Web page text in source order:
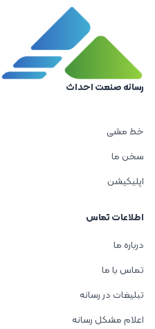
رسانه صنعت احداث
خط مشی
سخن ما
اپلیکیشن
اطلاعات تماس
درباره ما
تماس با ما
تبلیغات در رسانه
اعلام مشکل رسانه